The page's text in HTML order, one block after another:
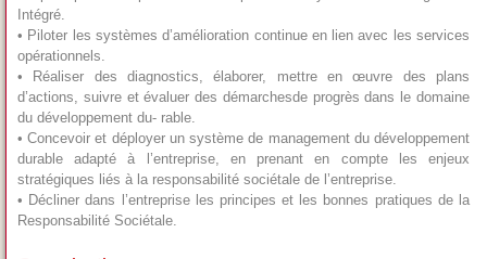
Intégré.
• Piloter les systèmes d’amélioration continue en lien avec les services
opérationnels.
• Réaliser des diagnostics, élaborer, mettre en œuvre des plans
d’actions, suivre et évaluer des démarchesde progrès dans le domaine
du développement du- rable.
• Concevoir et déployer un système de management du développement
durable adapté à l’entreprise, en prenant en compte les enjeux
stratégiques liés à la responsabilité sociétale de l’entreprise.
• Décliner dans l’entreprise les principes et les bonnes pratiques de la
Responsabilité Sociétale.